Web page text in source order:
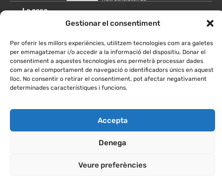
Gestionar el consentiment
Per oferir les millors experiències, utilitzem tecnologies com ara galetes
per emmagatzemar i/o accedir a la informació del dispositiu. Donar el
consentiment a aquestes tecnologies ens permetrà processar dades
com ara el comportament de navegació o identificadors únics en aquest
lloc. No consentir o retirar el consentiment, pot afectar negativament
determinades característiques i funcions.
Accepta
Denega
Veure preferències
La casa
Escoles
Grups
Imatges
© 2026, El Puig de Balenyà, S.L.U.
Política de privacitat